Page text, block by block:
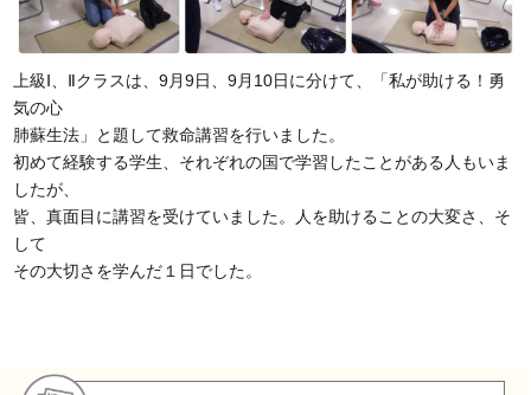
上級Ⅰ、Ⅱクラスは、9月9日、9月10日に分けて、「私が助ける！勇
気の心
肺蘇生法」と題して救命講習を行いました。
初めて経験する学生、それぞれの国で学習したことがある人もいま
したが、
皆、真面目に講習を受けていました。人を助けることの大変さ、そ
して
その大切さを学んだ１日でした。